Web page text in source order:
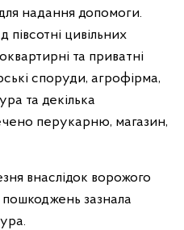
надання допомоги.
цивільних
та приватні
споруди, агрофірма,
та декілька
перукарню, магазин,
внаслідок ворожого
пошкоджень зазнала